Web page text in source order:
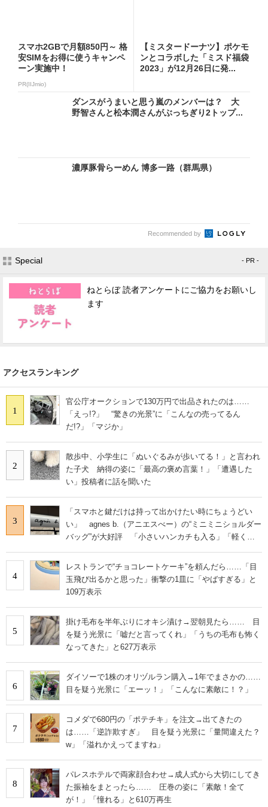
スマホ2GBで月額850円～ 格
安SIMをお得に使うキャンペ
ーン実施中！
PR(IIJmio)
【ミスタードーナツ】ポケモ
ンとコラボした「ミスド福袋
2023」が12月26日に発...
ダンスがうまいと思う嵐のメンバーは？ 大
野智さんと松本潤さんがぶっちぎり2トップ...
濃厚豚骨らーめん 博多一路（群馬県）
Recommended by
Special - PR -
ねとらぼ 読者アンケートにご協力をお願いし
ます
アクセスランキング
1
官公庁オークションで130万円で出品されたのは……
「えっ!?」 “驚きの光景”に「こんなの売ってるん
だ!?」「マジか」
2
散歩中、小学生に「ぬいぐるみが歩いてる！」と言われ
た子犬 納得の姿に「最高の褒め言葉！」「遭遇した
い」投稿者に話を聞いた
3
「スマホと鍵だけは持って出かけたい時にちょうどい
い」 agnes b.（アニエスべー）の“ミニミニショルダー
バッグ”が大好評 「小さいハンカチも入る」「軽くて
4
レストランで“チョコレートケーキ”を頼んだら……「目
玉飛び出るかと思った」衝撃の1皿に「やばすぎる」と
109万表示
5
掛け毛布を半年ぶりにオキシ漬け→翌朝見たら…… 目
を疑う光景に「嘘だと言ってくれ」「うちの毛布も怖く
なってきた」と627万表示
6
ダイソーで1株のオリヅルラン購入→1年でまさかの……
目を疑う光景に「エーッ！」「こんなに素敵に！？」
7
コメダで680円の「ポテチキ」を注文→出てきたの
は……「逆詐欺すぎ」 目を疑う光景に「量間違えた？
w」「溢れかえってますね」
8
パレスホテルで両家顔合わせ→成人式から大切にしてき
た振袖をまとったら…… 圧巻の姿に「素敵！全て
が！」「憧れる」と610万再生